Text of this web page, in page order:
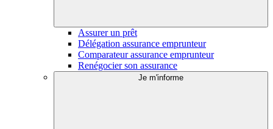
Assurer un prêt
Délégation assurance emprunteur
Comparateur assurance emprunteur
Renégocier son assurance
Je m'informe